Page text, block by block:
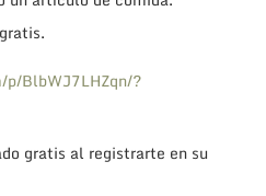
BlbWJ7LHZqn/?
gratis al registrarte en su